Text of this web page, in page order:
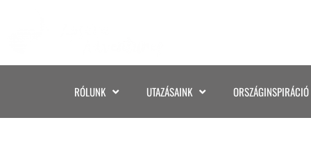
RÓLUNK UTAZÁSAINK ORSZÁGINSPIRÁCIÓ